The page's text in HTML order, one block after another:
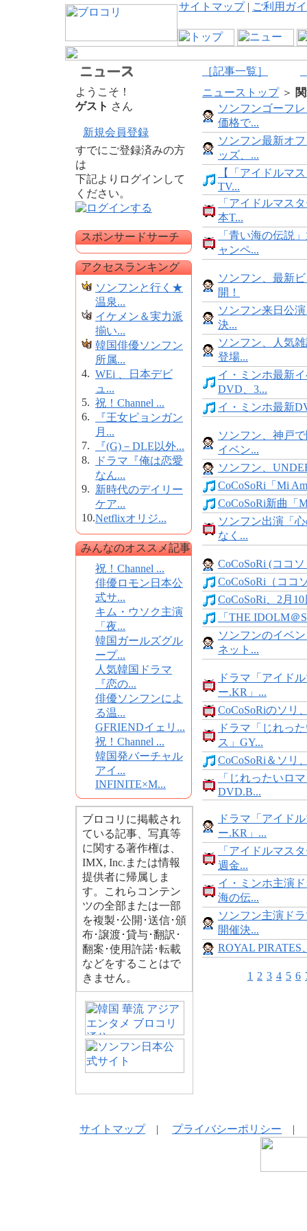
サイトマップ| ご利用ガ
［記事一覧］
ようこそ！
ゲスト さん
新規会員登録
すでにご登録済みの方
は
下記よりログインして
ください。
スポンサードサーチ
アクセスランキング
ソンフンと行く★
温泉...
イケメン＆実力派
揃い...
韓国俳優ソンフン
所属...
4. WEi 、日本デビ
ュ...
5. 祝！Channel ...
6.
『王女ピョンガン
月...
7.
『(G)－DLE以外...
8.
ドラマ『俺は恋愛
なん...
9. 新時代のデイリー
ケア...
10.Netflixオリジ...
みんなのオススメ記事
祝！Channel ...
俳優ロモン日本公
式サ...
キム・ウソク主演
「夜...
韓国ガールズグル
ープ...
人気韓国ドラマ
『恋の...
俳優ソンフンによ
る温...
GFRIENDイェリ...
祝！Channel ...
韓国発バーチャル
アイ...
INFINITE×M...
ブロコリに掲載され
ている記事、写真等
に関する著作権は、
IMX, Inc.または情報
提供者に帰属しま
す。これらコンテン
ツの全部または一部
を複製･公開･送信･頒
布･譲渡･貸与･翻訳･
翻案･使用許諾･転載
などをすることはで
きません。
ニューストップ＞
ソンフンゴーフ
価格で...
ソンフン最新オ
ッズ、...
【「アイドルマ
TV...
「アイドルマス
本T...
「青い海の伝説
ャンペ...
ソンフン、最新
開！
ソンフン来日公
決...
ソンフン、人気
登場...
イ・ミンホ最新
DVD、3...
イ・ミンホ最新
ソンフン、神戸
イベン...
ソンフン、
CoCoSoRi「Mi
CoCoSoRi新曲「
ソンフン出演「
なく...
CoCoSoRi (ココ
CoCoSoRi（ココ
CoCoSoRi、2月
「THE IDOLM＠
ソンフンのイベ
ネット...
ドラマ「アイド
ー.KR」...
CoCoSoRiのソリ
ドラマ「じれっ
ス」GY...
CoCoSoRi＆ソリ
「じれったいロ
DVD.B...
ドラマ「アイド
ー.KR」...
「アイドルマス
週金...
イ・ミンホ主演
海の伝...
ソンフン主演ド
開催決...
ROYAL PIRATES
1 2 3 4 5 6
サイトマップ| プライバシーポリシー